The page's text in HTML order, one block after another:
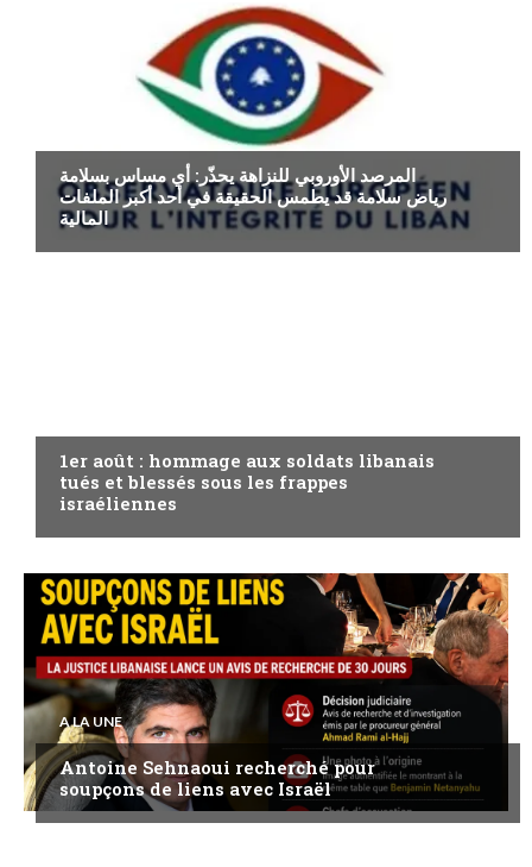
المرصد الأوروبي للنزاهة يحذّر: أي مساس بسلامة
رياض سلامة قد يطمس الحقيقة في أحد أكبر الملفات
المالية
1er août : hommage aux soldats libanais
tués et blessés sous les frappes
israéliennes
A LA UNE
Antoine Sehnaoui recherché pour
soupçons de liens avec Israël